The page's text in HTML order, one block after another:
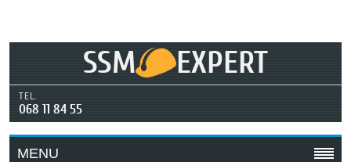
SSM EXPERT
TEL.
068 11 84 55
MENU